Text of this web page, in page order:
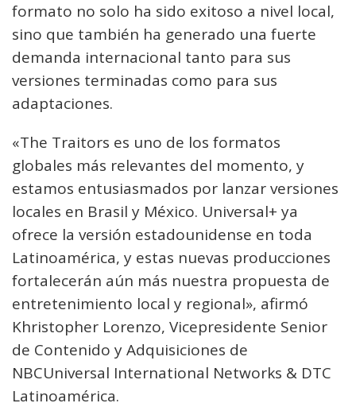
formato no solo ha sido exitoso a nivel local,
sino que también ha generado una fuerte
demanda internacional tanto para sus
versiones terminadas como para sus
adaptaciones.
«The Traitors es uno de los formatos
globales más relevantes del momento, y
estamos entusiasmados por lanzar versiones
locales en Brasil y México. Universal+ ya
ofrece la versión estadounidense en toda
Latinoamérica, y estas nuevas producciones
fortalecerán aún más nuestra propuesta de
entretenimiento local y regional», afirmó
Khristopher Lorenzo, Vicepresidente Senior
de Contenido y Adquisiciones de
NBCUniversal International Networks & DTC
Latinoamérica.